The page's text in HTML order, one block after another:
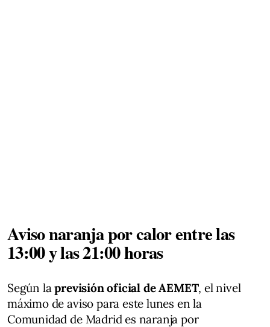
Aviso naranja por calor entre las
13:00 y las 21:00 horas
Según laprevisión oficial de AEMET, el nivel
máximo de aviso para este lunes en la
Comunidad de Madrid es naranja por